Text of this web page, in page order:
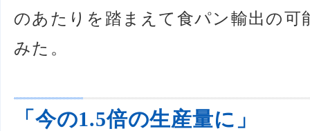
のあたりを踏まえて食パン輸出の
みた。
「今の1.5倍の生産量に」